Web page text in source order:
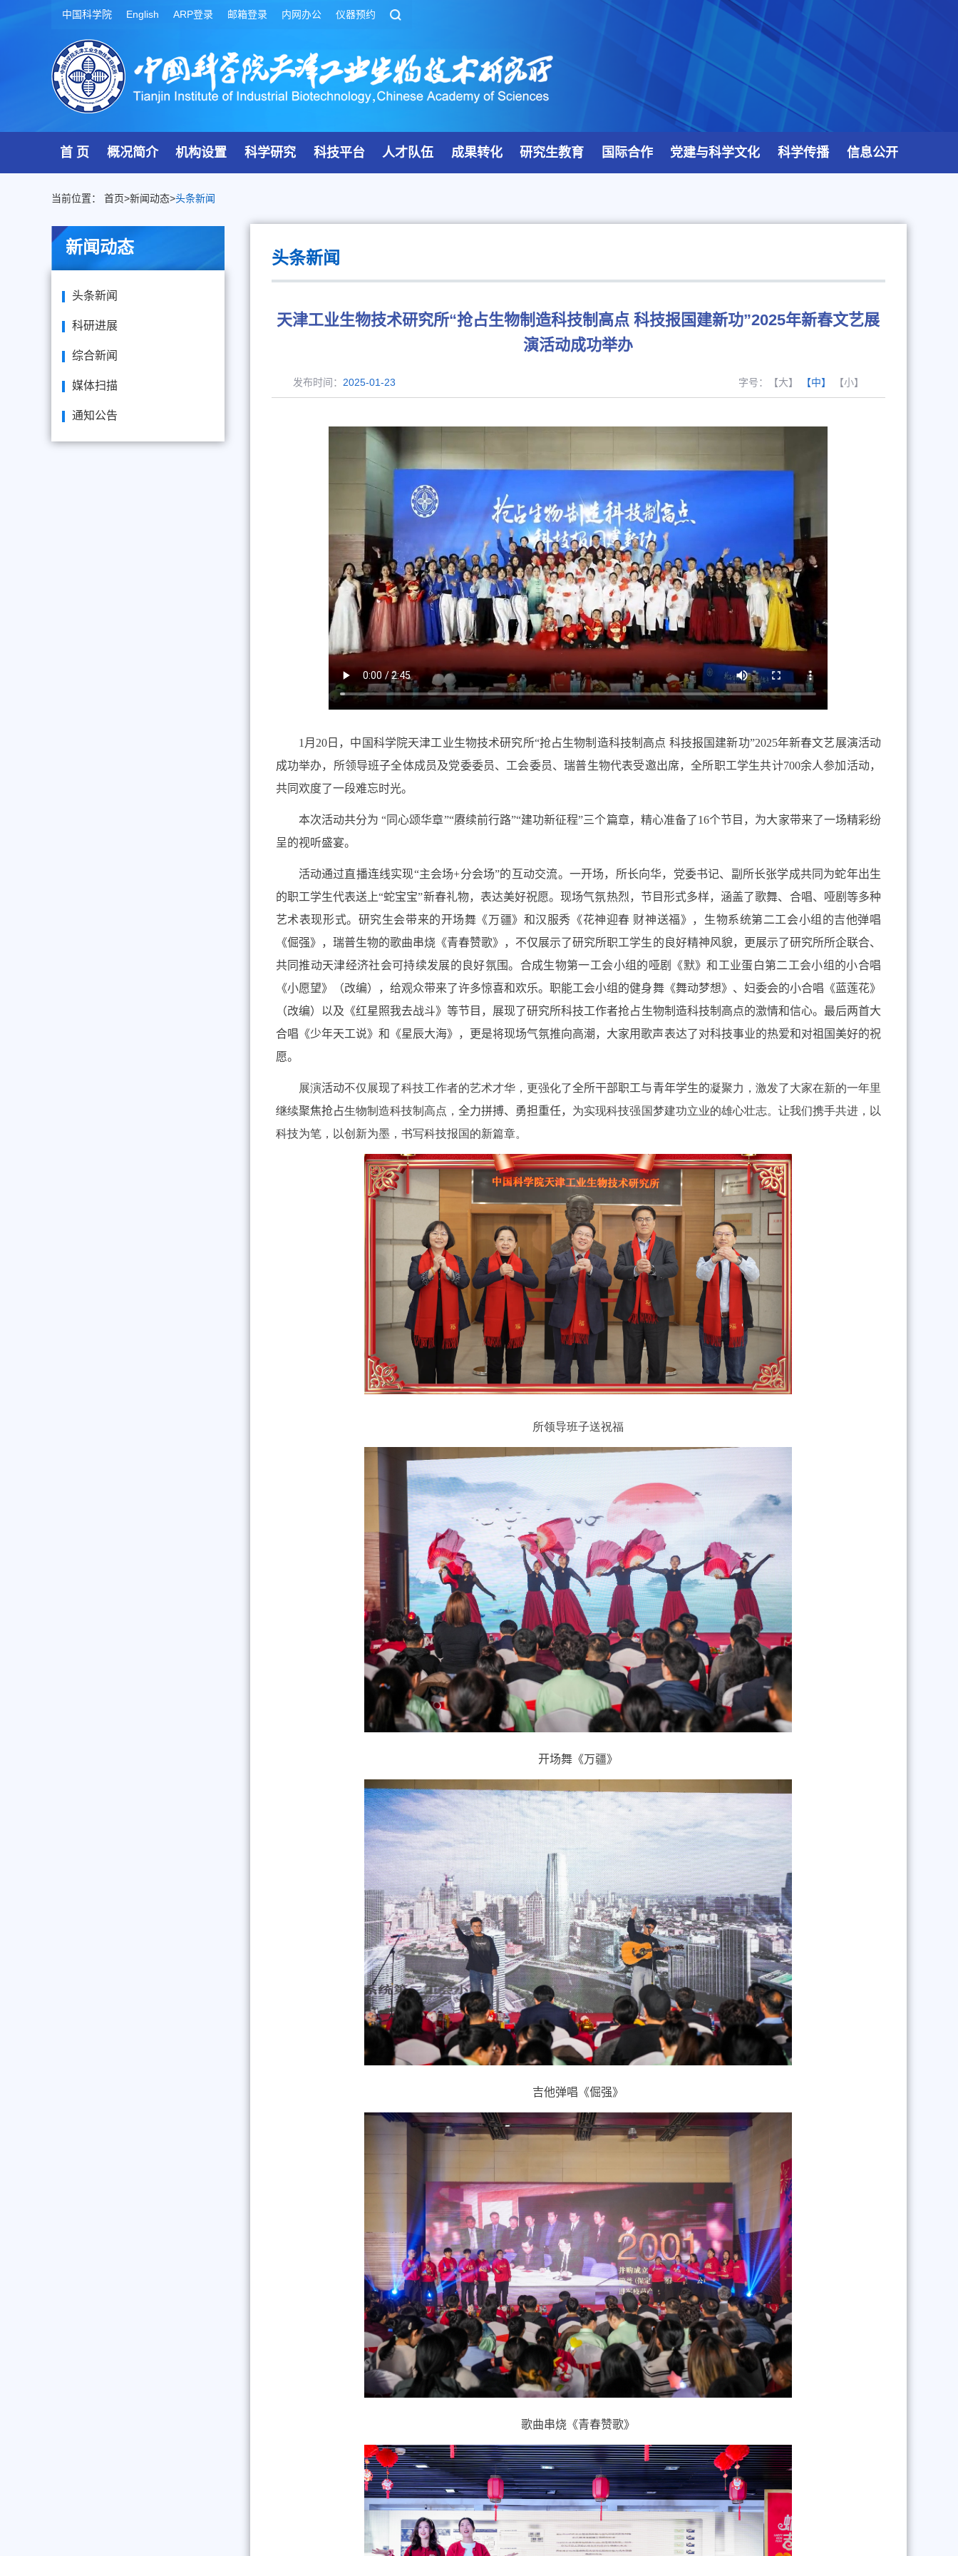
中国科学院 English ARP登录 邮箱登录 内网办公 仪器预约
首 页 概况简介 机构设置 科学研究 科技平台 人才队伍 成果转化 研究生教育 国际合作 党建与科学文化 科学传播 信息公开
当前位置： 首页>新闻动态>头条新闻
新闻动态
头条新闻
科研进展
综合新闻
媒体扫描
通知公告
头条新闻
天津工业生物技术研究所“抢占生物制造科技制高点 科技报国建新功”2025年新春文艺展
演活动成功举办
发布时间： 2025-01-23 字号： 【大】 【中】 【小】
1 月 20日，中国科学院天津工业生物技术研究所“抢占生物制造科技制高点 科技报国建新功”2025年新春文艺展演活动
成功举办，所领导班子全体成员及党委委员、工会委员、瑞普生物代表受邀出席，全所职工学生共计700余人参加活动，
共同欢度了一段难忘时光。
本次活动共分为 “同心颂华章”“赓续前行路”“建功新征程”三个篇章，精心准备了16个节目， 为大家带来了一场精彩纷
呈的视听盛宴。
活动通过直播连线实现“主会场+分会场”的 互动交流。一开场，所长向华， 党委书记、副所长张学成共同为蛇年出生
的职工学生代表送上“蛇宝宝”新春礼物，表达美好祝愿。现场气氛热烈，节目形式多样，涵盖了歌舞、合唱、 哑剧 等多种
艺术表现形式。研究生会带来的开场舞《万疆》 和汉服秀《花神迎春 财神送福》，生物系统第二工会小组的吉他弹唱
《倔强》 ， 瑞普生物的歌曲串烧《青春赞歌》 ，不仅展示了研究所职工学生的良好精神风貌，更展示了研究所所企联合、
共同推动天津经济社会可持续发展的良好氛围。合成生物第一工会小组的哑剧《默》和 工业蛋白第二工会小组的小合唱
《小愿望》（改编）
，给观众带来了许多惊喜和欢乐。职能工会小组的健身舞《舞动梦想》、妇委会的小合唱《蓝莲花》
（改编）以 及 《红星照我去战斗》等节目 ， 展现了研究所科技工作者抢占生物制造科技制高点的激情和信心。 最后两首大
合唱 《少年天工说》和《星辰大海》，更是将现场气氛推向高潮，大家用歌声表达了对科技事业的热爱和对祖国美好的祝
愿。
展演活动不仅展现了科技工作者的艺术才华，更强化了全所干部职工与青年学生的凝聚力，激发了大家在新的一年里
继续聚焦抢占生物制造科技制高点，全力拼搏、 勇担重任， 为实现科技强国梦建功立业的雄心壮志。让我们携手共进，以
科技为笔，以创新为墨，书写科技报国的新篇章。
所领导班子送祝福
开场舞《万疆》
吉他弹唱《倔强》
歌曲串烧《青春赞歌》